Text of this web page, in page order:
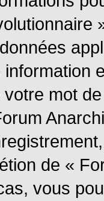
information
votre mot
de «
vous